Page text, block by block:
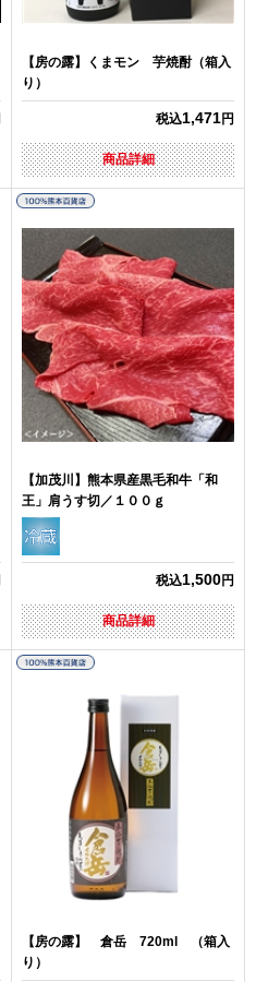
【房の露】くまモン 芋焼酎（箱入
り）
税込1,471円
商品詳細
【加茂川】熊本県産黒毛和牛「和
王」肩うす切／１００ｇ
税込1,500円
商品詳細
【房の露】 倉岳 720ml （箱入
り）